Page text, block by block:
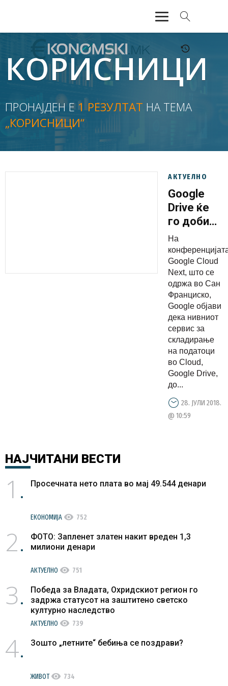
АКТУЕЛНО
ЕКОНОМИЈА
ФИНАНСИИ
БАНКАРСТВО
ЖИВОТ
КОРИСНИЦИ
ПРОНАЈДЕН Е1 РЕЗУЛТАТ НА ТЕМА
„КОРИСНИЦИ“
АКТУЕЛНО
Google
Drive ќе
го добие
корисник
На
Google Cloud
Next, што се
одржа во Сан
Франциско,
Google објави
дека нивниот
сервис за
складирање
на податоци
во Cloud,
Google Drive,
до...
28. ЈУЛИ 2018.
@ 10:59
НАЈЧИТАНИ ВЕСТИ
1 Просечната нето плата во мај 49.544 денари
ЕКОНОМИЈА visibility 752
2
ФОТО: Запленет златен накит вреден 1,3
милиони денари
АКТУЕЛНО visibility 751
3
Победа за Владата, Охридскиот регион го
задржа статусот на заштитено светско
културно наследство
АКТУЕЛНО visibility 739
4 Зошто „летните“ бебиња се поздрави?
ЖИВОТvisibility 734